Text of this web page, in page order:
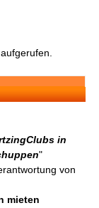
in
"
von
mieten